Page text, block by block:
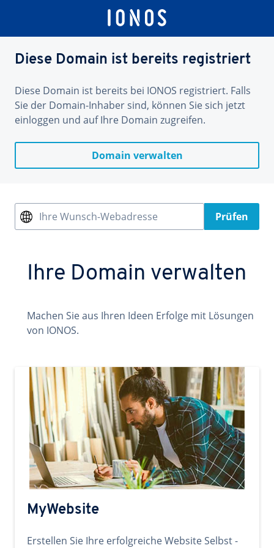
Diese Domain ist bereits registriert
Diese Domain ist bereits bei IONOS registriert. Falls
Sie der Domain-Inhaber sind, können Sie sich jetzt
einloggen und auf Ihre Domain zugreifen.
Domain verwalten
Ihre Wunsch-Webadresse Prüfen
Ihre Domain verwalten
Machen Sie aus Ihren Ideen Erfolge mit Lösungen
von IONOS.
MyWebsite
Erstellen Sie Ihre erfolgreiche Website Selbst -